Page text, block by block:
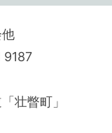
9187
壮瞥町」